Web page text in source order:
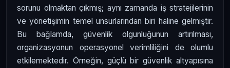
sorunu olmaktan çıkmış; aynı zamanda iş stratejilerinin
ve yönetişimin temel unsurlarından biri haline gelmiştir.
Bu bağlamda, güvenlik olgunluğunun artırılması,
organizasyonun operasyonel verimliliğini de olumlu
etkilemektedir. Örneğin, güçlü bir güvenlik altyapısına